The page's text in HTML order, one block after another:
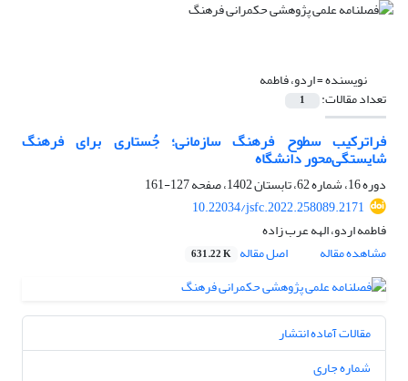
نویسنده =اردو، فاطمه
تعداد مقالات: 1
فراترکیب سطوح فرهنگ سازمانی؛ جُستاری برای فرهنگ
شایستگی‌محور دانشگاه
دوره 16، شماره 62، تابستان 1402، صفحه
127-161
10.22034/jsfc.2022.258089.2171
فاطمه اردو، الهه عرب زاده
مشاهده مقاله
اصل مقاله 631.22 K
مقالات آماده انتشار
شماره جاری